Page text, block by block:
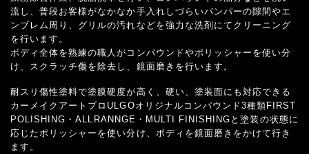
流し、普段お客様がなかなか手入れしづらいバンパーの隙間やエ
ンブレム周り、グリルの汚れなどを強力な洗剤にてクリーニング
を行います。
ボディ全体を熟練の職人がコンパウンドやポリッシャーを使い分
け、スクラッチ傷を除去し、鏡面磨きを行います。
耐スリ傷性塗料で塗膜硬度が高く、硬い、塗装面にも対応できる
カーメイクアートプロULGOオリジナルコンパウンド3種類FIRST
POLISHING・ALLRANNGE・MULTI FINISHINGと塗装の状態に
応じたポリッシャーを使い分け、ボディを鏡面磨きをかけて行き
ます。